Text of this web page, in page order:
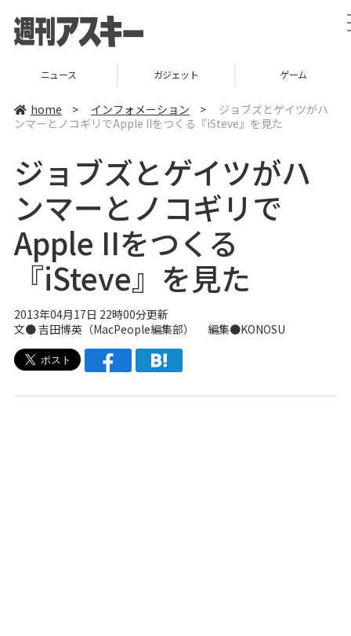
ニュース ガジェット ゲーム
home > インフォメーション >
ジョブズとゲイツがハ
ンマーとノコギリでApple IIをつくる『iSteve』を見た
ジョブズとゲイツがハ
ンマーとノコギリで
Apple IIをつくる
『iSteve』を見た
2013年04月17日 22時00分更新
文●吉田博英（MacPeople編集部） 編集●KONOSU